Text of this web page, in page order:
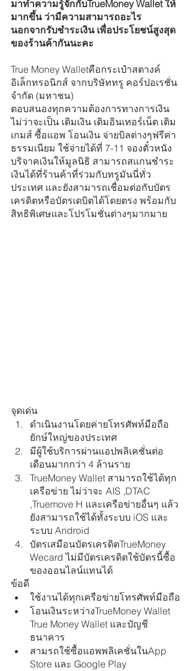
มาทำความรู้จักกับTrueMoney Wallet ให้
มากขึ้น ว่ามีความสามารถอะไร
นอกจากรับชำระเงิน เพื่อประโยชน์สูงสุด
ของร้านค้ากันนะคะ
True Money Walletคือกระเป๋าสตางค์
อิเล็กทรอนิกส์ จากบริษัททรู คอร์ปอเรชั่น
จำกัด (มหาชน)
ตอบสนองทุกความต้องการทางการเงิน
ไม่ว่าจะเป็น เติมเงิน เติมอินเทอร์เน็ต เติม
เกมส์ ซื้อแอพ โอนเงิน จ่ายบิลต่างๆฟรีค่า
ธรรมเนียม ใช้จ่ายได้ที่ 7-11 จองตั๋วหนัง
บริจาคเงินให้มูลนิธิ สามารถสแกนชำระ
เงินได้ที่ร้านค้าที่ร่วมกับทรูมันนี่ทั่ว
ประเทศ และยังสามารถเชื่อมต่อกับบัตร
เครดิตหรือบัตรเดบิตได้โดยตรง พร้อมกับ
สิทธิพิเศษและโปรโมชั่นต่างๆมากมาย
จุดเด่น
ดำเนินงานโดยค่ายโทรศัพท์มือถือ
ยักษ์ใหญ่ของประเทศ
มีผู้ใช้บริการผ่านแอปพลิเคชั่นต่อ
เดือนมากกว่า 4 ล้านราย
TrueMoney Wallet สามารถใช้ได้ทุก
เครือข่าย ไม่ว่าจะ AIS ,DTAC
,Truemove H และเครือข่ายอื่นๆ แล้ว
ยังสามารถใช้ได้ทั้งระบบ iOS และ
ระบบ Android
บัตรเสมือนบัตรเครดิตTrueMoney
Wecard ไม่มีบัตรเครดิตใช้บัตรนี้ซื้อ
ของออนไลน์แทนได้
ข้อดี
ใช้งานได้ทุกเครือข่ายโทรศัพท์มือถือ
โอนเงินระหว่างTrueMoney Wallet
True Money Wallet และบัญชี
ธนาคาร
สามรถใช้ซื้อแอพพลิเคชั่นในApp
Store และ Google Play